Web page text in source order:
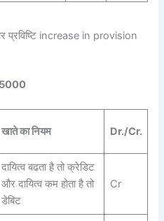
प्रविष्टि increase in provision
खाते का नियम Dr./Cr.
दायित्व बढता है तो क्रेडिट
और दायित्व कम होता है तो
डेबिट
Cr